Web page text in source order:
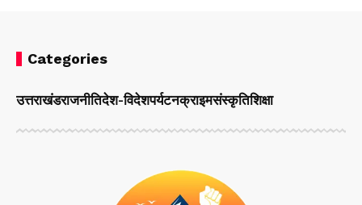
Categories
उत्तराखंडराजनीतिदेश-विदेशपर्यटनक्राइमसंस्कृतिशिक्षा